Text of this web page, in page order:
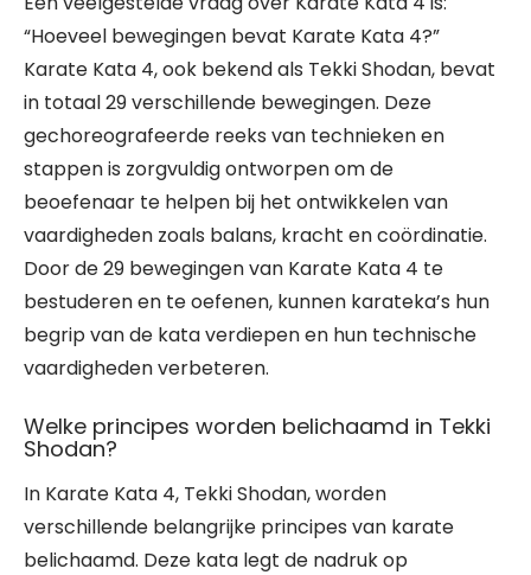
“Hoeveel bewegingen bevat Karate Kata 4?”
Karate Kata 4, ook bekend als Tekki Shodan, bevat
in totaal 29 verschillende bewegingen. Deze
gechoreografeerde reeks van technieken en
stappen is zorgvuldig ontworpen om de
beoefenaar te helpen bij het ontwikkelen van
vaardigheden zoals balans, kracht en coördinatie.
Door de 29 bewegingen van Karate Kata 4 te
bestuderen en te oefenen, kunnen karateka’s hun
begrip van de kata verdiepen en hun technische
vaardigheden verbeteren.
Welke principes worden belichaamd in Tekki
Shodan?
In Karate Kata 4, Tekki Shodan, worden
verschillende belangrijke principes van karate
belichaamd. Deze kata legt de nadruk op